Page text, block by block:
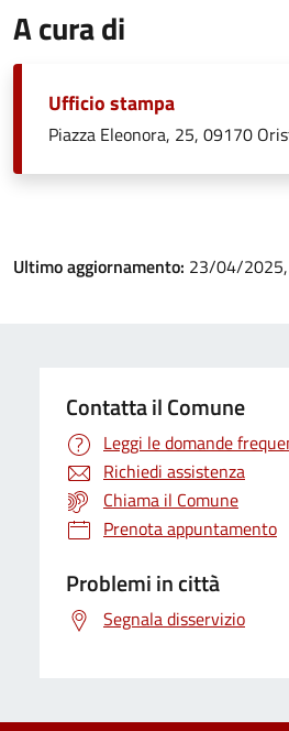
A cura di
Ufficio stampa
Piazza Eleonora, 25, 09170
Ultimo aggiornamento: 23/04/
Contatta il Comune
Leggi le domande
Richiedi assistenza
Chiama il Comune
Prenota appuntamento
Problemi in città
Segnala disservizio